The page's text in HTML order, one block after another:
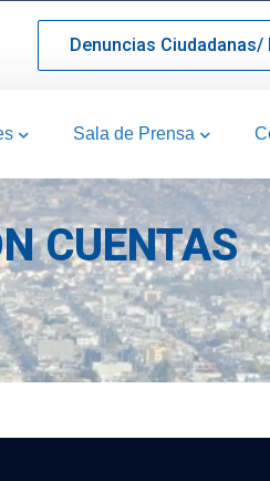
Denuncias
Sala de Prensa
CUENTAS